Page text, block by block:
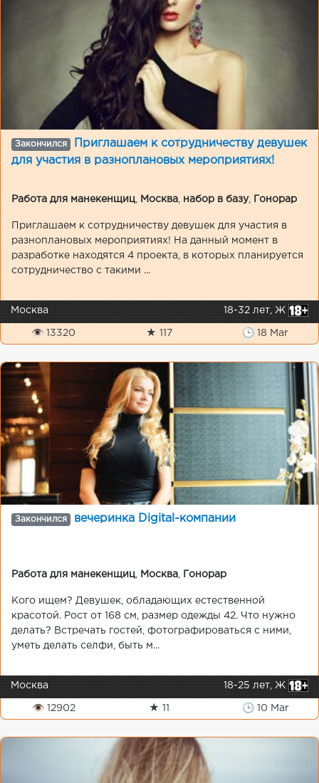
Закончился
Приглашаем к сотрудничеству девушек
для участия в разноплановых мероприятиях!
Работа для манекенщиц Москва набор в базу, Гонорар
Приглашаем к сотрудничеству девушек для участия в
разноплановых мероприятиях! На данный момент в
разработке находятся 4 проекта, в которых планируется
сотрудничество с такими ...
Москва 18-32 лет, Ж
👁 13320 ★ 117 🕒 18 Mar
Закончился вечеринка Digital-компании
Работа для манекенщиц Москва Гонорар
Кого ищем? Девушек, обладающих естественной
красотой. Рост от 168 см, размер одежды 42. Что нужно
делать? Встречать гостей, фотографироваться с ними,
уметь делать селфи, быть м...
Москва 18-25 лет, Ж
👁 12902 ★ 11 🕒 10 Mar